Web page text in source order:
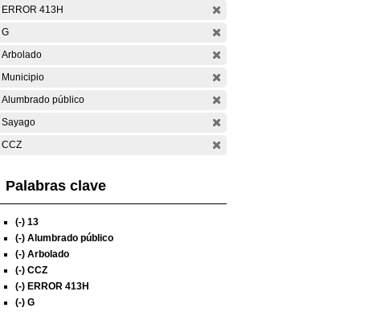
ERROR 413H
G
Arbolado
Municipio
Alumbrado público
Sayago
CCZ
Palabras clave
(-) 13
(-) Alumbrado público
(-) Arbolado
(-) CCZ
(-) ERROR 413H
(-) G